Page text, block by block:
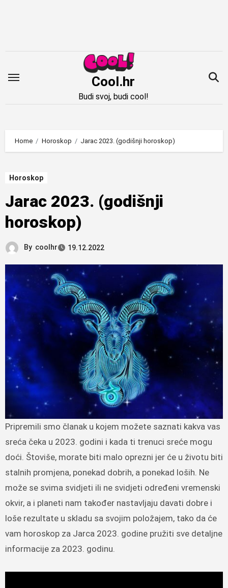
Cool.hr
Budi svoj, budi cool!
Home Horoskop Jarac 2023. (godišnji horoskop)
Horoskop
Jarac 2023. (godišnji
horoskop)
By coolhr 19.12.2022
Pripremili smo članak u kojem možete saznati kakva vas
sreća čeka u 2023. godini i kada ti trenuci sreće mogu
doći. Štoviše, morate biti malo oprezni jer će u životu biti
stalnih promjena, ponekad dobrih, a ponekad loših. Ne
može se svima svidjeti ili ne svidjeti određeni vremenski
okvir, a i planeti nam također nastavljaju davati dobre i
loše rezultate u skladu sa svojim položajem, tako da će
vam horoskop za Jarca 2023. godine pružiti sve detaljne
informacije za 2023. godinu.